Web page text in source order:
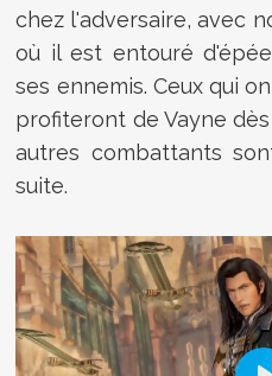
chez l'adversaire, avec
où il est entouré
ses ennemis. Ceux qui
profiteront de Vayne
autres combattants
suite.